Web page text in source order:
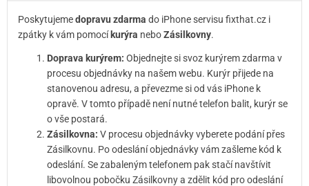
Poskytujemedopravu zdarma do iPhone servisu fixthat.cz i
zpátky k vám pomocí kurýra neboZásilkovny.
Doprava kurýrem: Objednejte si svoz kurýrem zdarma v
procesu objednávky na našem webu. Kurýr přijede na
stanovenou adresu, a převezme si od vás iPhone k
opravě. V tomto případě není nutné telefon balit, kurýr se
o vše postará.
Zásilkovna: V procesu objednávky vyberete podání přes
Zásilkovnu. Po odeslání objednávky vám zašleme kód k
odeslání. Se zabaleným telefonem pak stačí navštívit
libovolnou pobočku Zásilkovny a zdělit kód pro odeslání